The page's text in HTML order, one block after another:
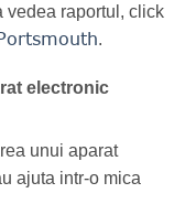
vedea raportul, click
.
electronic
unui aparat
ajuta intr-o mica